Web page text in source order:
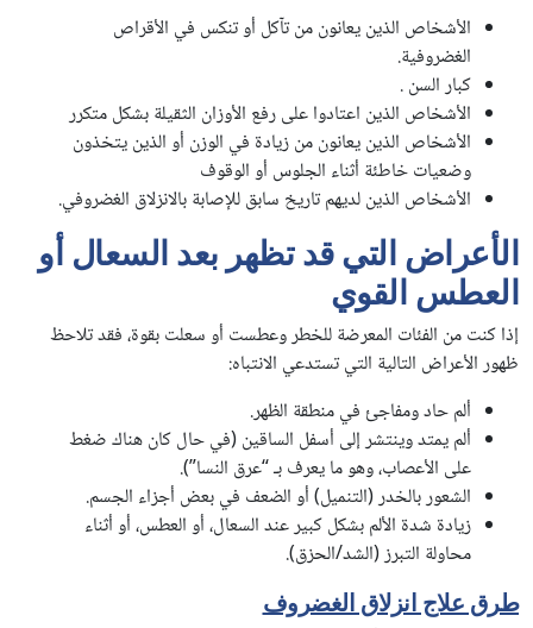
الأشخاص الذين يعانون من تآكل أو تنكس في الأقراص
الغضروفية.
كبار السن .
الأشخاص الذين اعتادوا على رفع الأوزان الثقيلة بشكل متكرر
الأشخاص الذين يعانون من زيادة في الوزن أو الذين يتخذون
وضعيات خاطئة أثناء الجلوس أو الوقوف
الأشخاص الذين لديهم تاريخ سابق للإصابة بالانزلاق الغضروفي.
الأعراض التي قد تظهر بعد السعال أو
العطس القوي
إذا كنت من الفئات المعرضة للخطر وعطست أو سعلت بقوة، فقد تلاحظ
ظهور الأعراض التالية التي تستدعي الانتباه:
ألم حاد ومفاجئ في منطقة الظهر.
ألم يمتد وينتشر إلى أسفل الساقين (في حال كان هناك ضغط
على الأعصاب، وهو ما يعرف بـ “عرق النسا”).
الشعور بالخدر (التنميل) أو الضعف في بعض أجزاء الجسم.
زيادة شدة الألم بشكل كبير عند السعال، أو العطس، أو أثناء
محاولة التبرز (الشد/الحزق).
طرق علاج انزلاق الغضروف